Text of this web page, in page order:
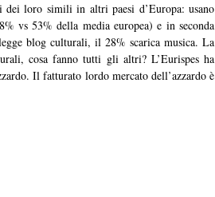
dei loro simili in altri paesi d’Europa: usano
vs 53% della media europea) e in seconda
blog culturali, il 28% scarica musica. La
cosa fanno tutti gli altri? L’Eurispes ha
Il fatturato lordo mercato dell’azzardo è